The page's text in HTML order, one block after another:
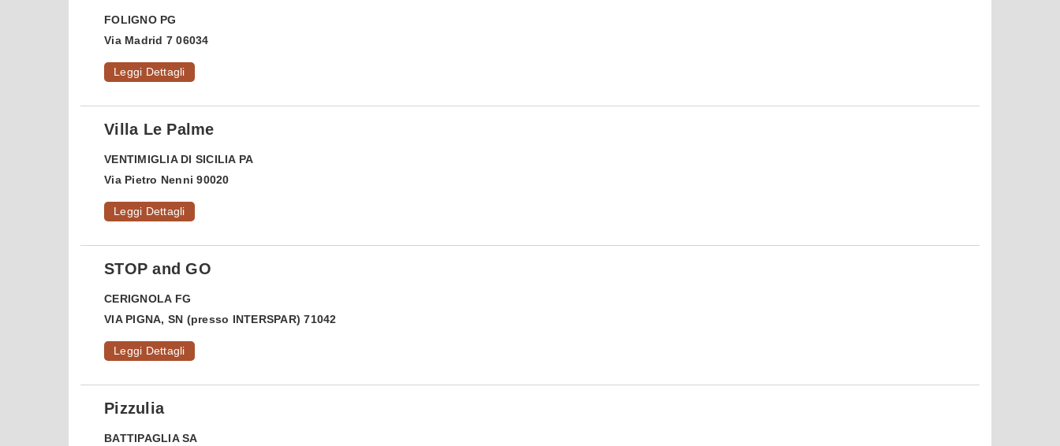
FOLIGNO PG
Via Madrid 7 06034
Leggi Dettagli
Villa Le Palme
VENTIMIGLIA DI SICILIA PA
Via Pietro Nenni 90020
Leggi Dettagli
STOP and GO
CERIGNOLA FG
VIA PIGNA, SN (presso INTERSPAR) 71042
Leggi Dettagli
Pizzulia
BATTIPAGLIA SA